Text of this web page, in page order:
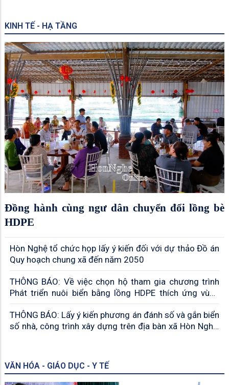
KINH TẾ - HẠ TẦNG
Đồng hành cùng ngư dân chuyển đổi lồng bè
HDPE
Hòn Nghệ tổ chức họp lấy ý kiến đối với dự thảo Đồ án
Quy hoạch chung xã đến năm 2050
THÔNG BÁO: Về việc chọn hộ tham gia chương trình
Phát triển nuôi biển bằng lồng HDPE thích ứng vùng
biển đảo gắn với liên kết tiêu thụ năm 2026
THÔNG BÁO: Lấy ý kiến phương án đánh số và gắn biển
số nhà, công trình xây dựng trên địa bàn xã Hòn Nghệ,
VĂN HÓA - GIÁO DỤC - Y TẾ